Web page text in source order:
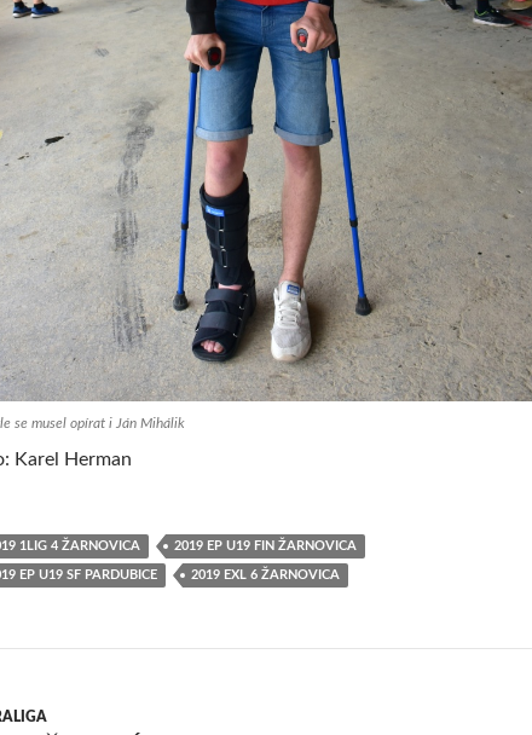
se musel opírat i Ján Mihálik
Karel Herman
1LIG 4 ŽARNOVICA 2019 EP U19 FIN ŽARNOVICA
EP U19 SF PARDUBICE 2019 EXL 6 ŽARNOVICA